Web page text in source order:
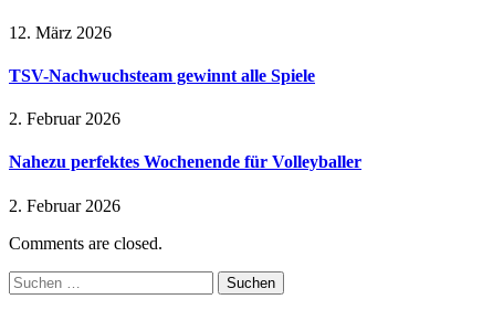
12. März 2026
TSV-Nachwuchsteam gewinnt alle Spiele
2. Februar 2026
Nahezu perfektes Wochenende für Volleyballer
2. Februar 2026
Comments are closed.
Suchen
nach: